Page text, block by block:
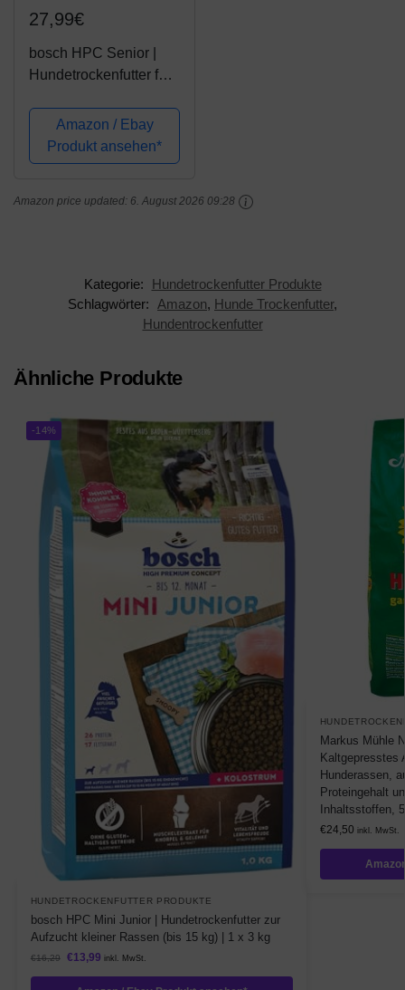
27,99€
bosch HPC Senior |
Hundetrockenfutter für
Rassen | 1 x 12.5 kg
Amazon / Ebay
Produkt ansehen*
Amazon price updated: 6. August 2026 09:28
Kategorie:
Hundetrockenfutter Produkte
Schlagwörter:
Amazon, Hunde Trockenfutter,
Hundentrockenfutter
Ähnliche Produkte
-14%
HUNDETROCKENFUTTER PRODUKTE
bosch HPC Mini Junior | Hundetrockenfutter zur
Aufzucht kleiner Rassen (bis 15 kg) | 1 x 3 kg
€16,29 €13,99 inkl. MwSt.
Markus Mühle
Kaltgepresstes
Hunderassen,
Proteingehalt
Inhaltsstoffen,
€24,50 inkl. MwSt.